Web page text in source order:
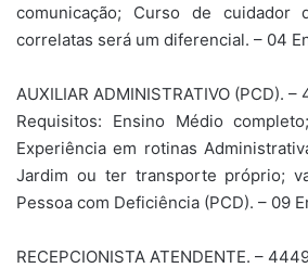
comunicação; Curso de cuidador
correlatas será um diferencial. – 04
AUXILIAR ADMINISTRATIVO (PCD). –
Requisitos: Ensino Médio
Experiência em rotinas
Jardim ou ter transporte próprio;
Pessoa com Deficiência (PCD). – 09
RECEPCIONISTA ATENDENTE. –